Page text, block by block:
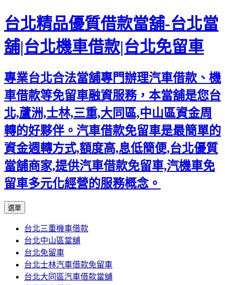
台北精品優質借款當舖-台北當
舖|台北機車借款|台北免留車
專業台北合法當舖專門辦理汽車借款、機
車借款等免留車融資服務，本當舖是您台
北,蘆洲,士林,三重,大同區,中山區資金周
轉的好夥伴。汽車借款免留車是最簡單的
資金週轉方式,額度高,息低簡便,台北優質
當舖商家,提供汽車借款免留車,汽機車免
留車多元化經營的服務概念。
選單
內
容
台北三重機車借款
台北中山區當舖
台北免留車
台北士林汽車借款免留車
台北大同區汽車借款當舖